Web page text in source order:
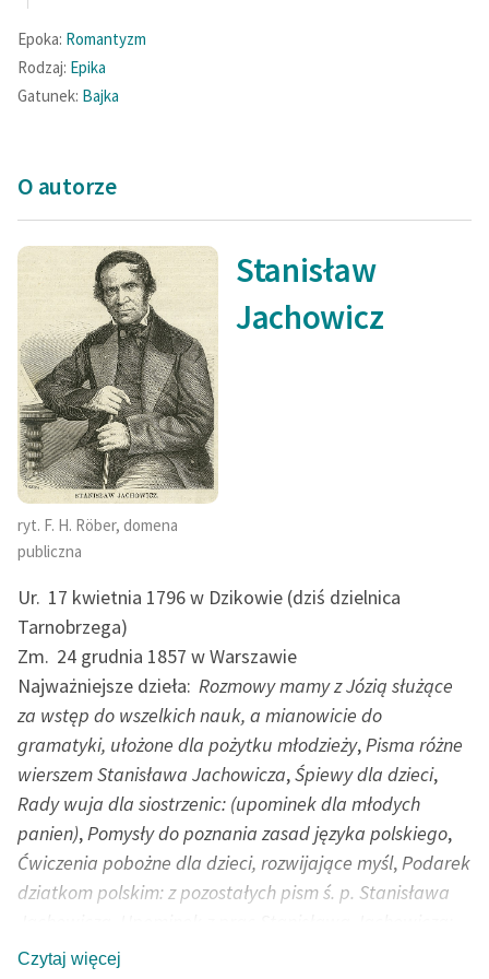
Epoka: Romantyzm
Rodzaj: Epika
Gatunek: Bajka
O autorze
ryt. F. H. Röber, domena
publiczna
Stanisław
Jachowicz
Ur. 17 kwietnia 1796 w Dzikowie (dziś dzielnica
Tarnobrzega)
Zm. 24 grudnia 1857 w Warszawie
Najważniejsze dzieła: Rozmowy mamy z Józią służące
za wstęp do wszelkich nauk, a mianowicie do
gramatyki, ułożone dla pożytku młodzieży,Pisma różne
wierszem Stanisława Jachowicza,Śpiewy dla dzieci,
Rady wuja dla siostrzenic: (upominek dla młodych
panien),Pomysły do poznania zasad języka polskiego,
Ćwiczenia pobożne dla dzieci, rozwijające myśl,Podarek
dziatkom polskim: z pozostałych pism ś. p. Stanisława
bajki, nauczki, opisy, powiastki i różne wierszyki
Czytaj więcej